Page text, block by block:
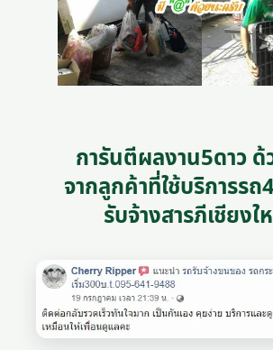
การันตีผลงาน5ดาว
จากลูกค้าที่ใช้บริการร
รับจ้างสารภีเชียงใ